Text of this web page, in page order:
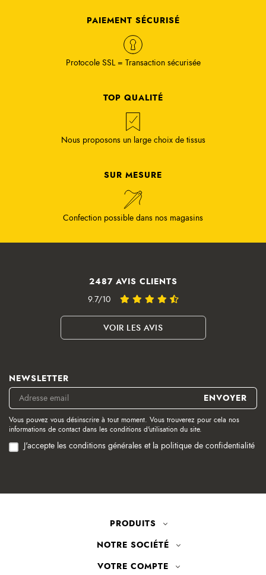
PAIEMENT SÉCURISÉ
Protocole SSL = Transaction sécurisée
TOP QUALITÉ
Nous proposons un large choix de tissus
SUR MESURE
Confection possible dans nos magasins
2487 AVIS CLIENTS
9.7/10
VOIR LES AVIS
NEWSLETTER
Vous pouvez vous désinscrire à tout moment. Vous trouverez pour cela nos
informations de contact dans les conditions d'utilisation du site.
J'accepte les conditions générales et la politique de confidentialité
PRODUITS
NOTRE SOCIÉTÉ
VOTRE COMPTE